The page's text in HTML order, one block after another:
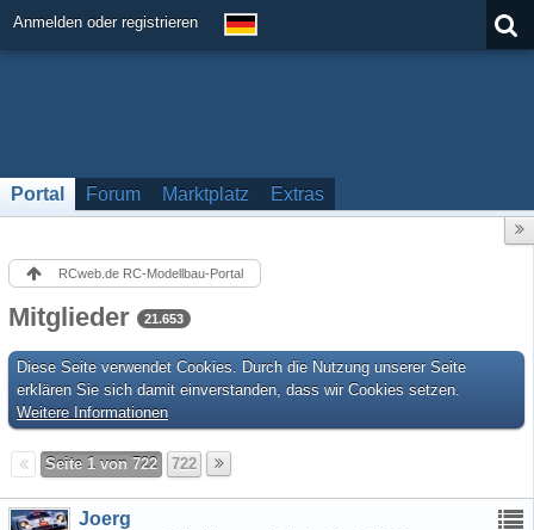
Anmelden oder registrieren
Portal Forum Marktplatz Extras
RCweb.de RC-Modellbau-Portal
Mitglieder 21.653
Diese Seite verwendet Cookies. Durch die Nutzung unserer Seite
erklären Sie sich damit einverstanden, dass wir Cookies setzen.
Weitere Informationen
Seite 1 von 722 722
Joerg